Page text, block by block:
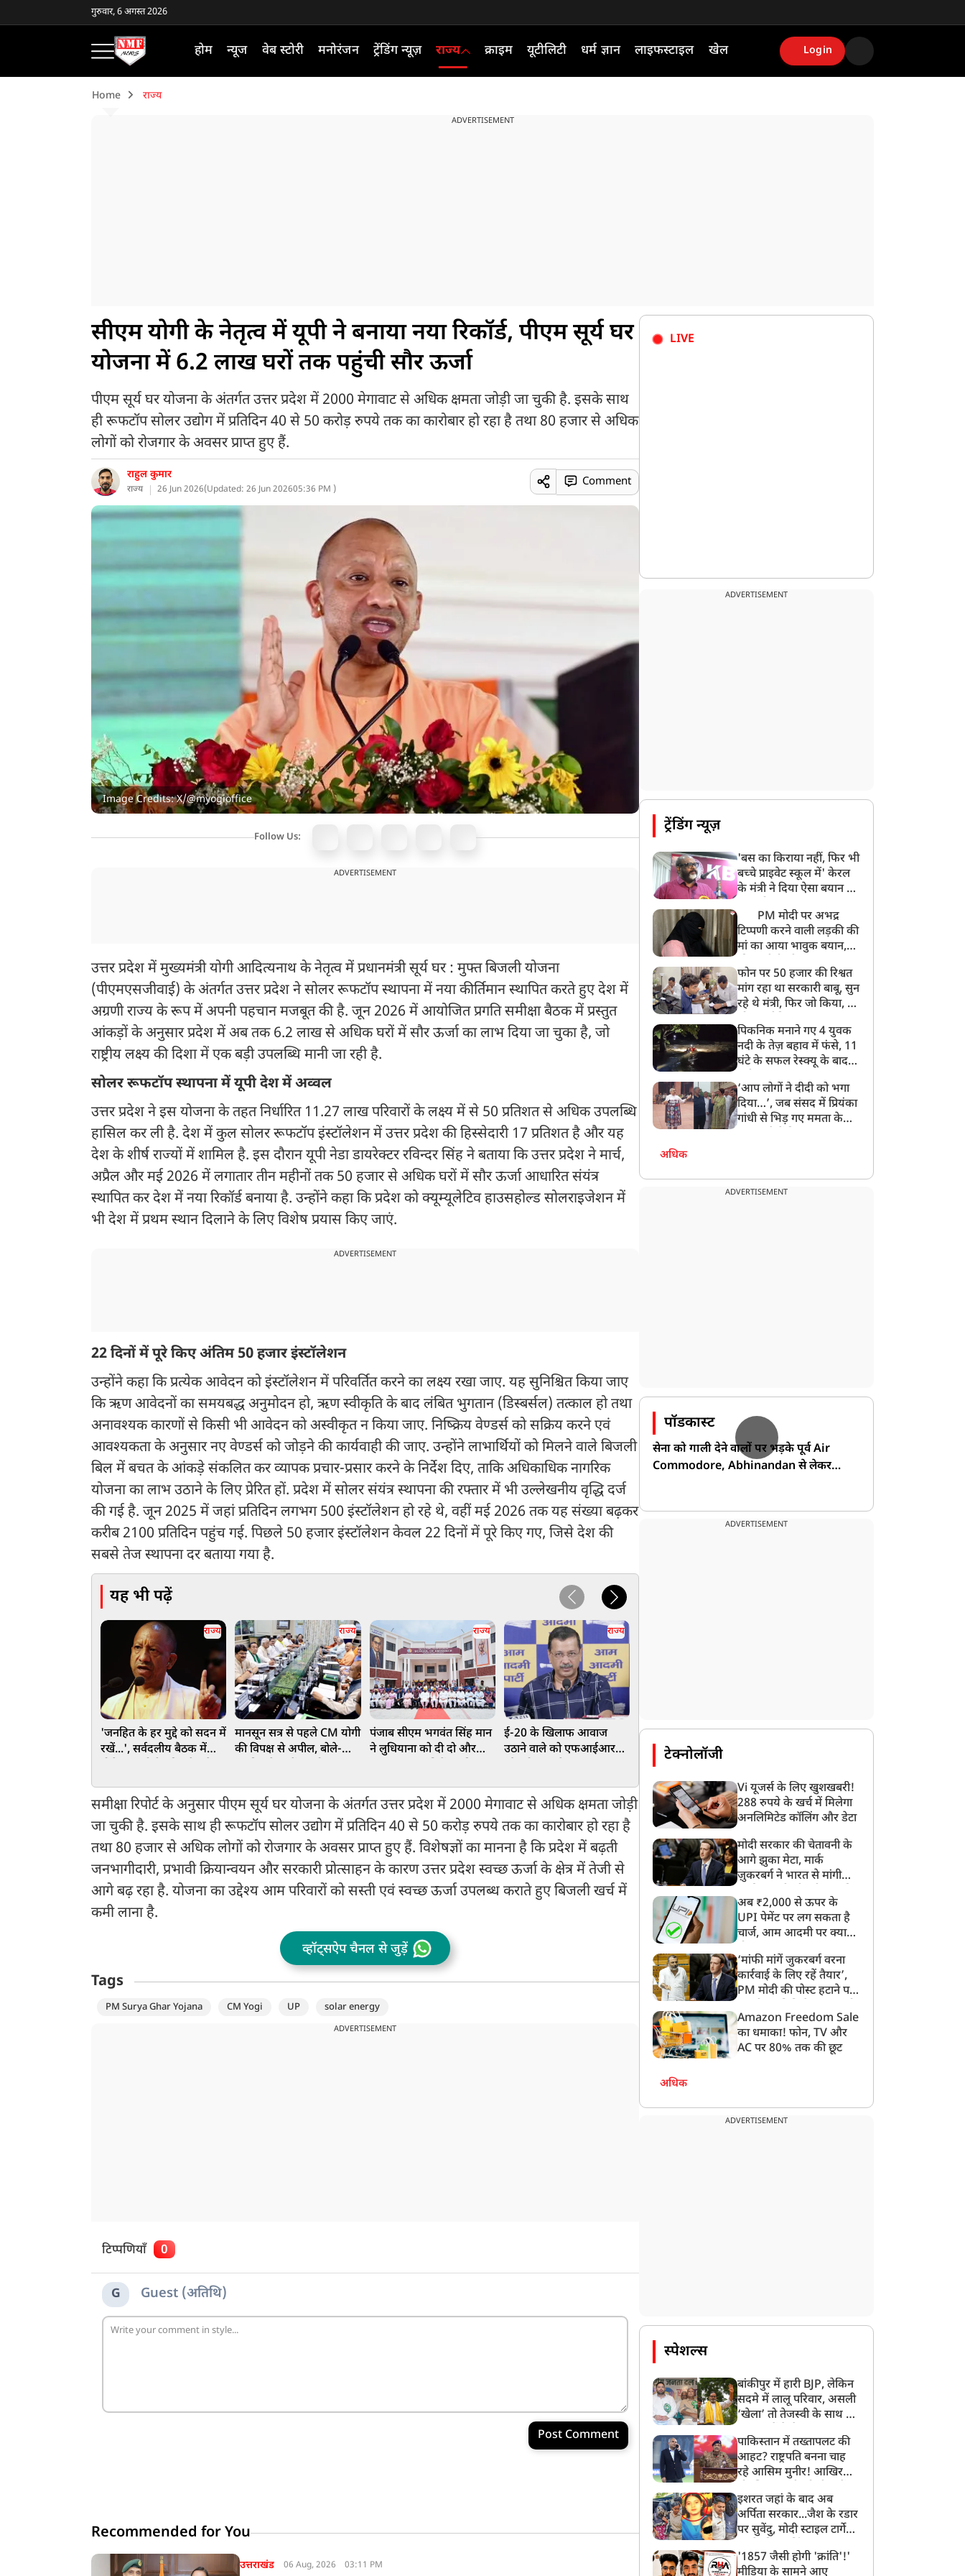
गुरुवार, 6 अगस्त 2026
होम न्यूज वेब स्टोरी मनोरंजन ट्रेंडिंग न्यूज़ राज्य क्राइम यूटीलिटी धर्म ज्ञान लाइफस्टाइल खेल Login
Home राज्य
ADVERTISEMENT
सीएम योगी के नेतृत्व में यूपी ने बनाया नया रिकॉर्ड, पीएम सूर्य घर
योजना में 6.2 लाख घरों तक पहुंची सौर ऊर्जा
पीएम सूर्य घर योजना के अंतर्गत उत्तर प्रदेश में 2000 मेगावाट से अधिक क्षमता जोड़ी जा चुकी है. इसके साथ
ही रूफटॉप सोलर उद्योग में प्रतिदिन 40 से 50 करोड़ रुपये तक का कारोबार हो रहा है तथा 80 हजार से अधिक
लोगों को रोजगार के अवसर प्राप्त हुए हैं.
राहुल कुमार
राज्य 26 Jun 2026(Updated: 26 Jun 202605:36 PM )
Comment
Image Credits: X/@myogioffice
Follow Us:
ADVERTISEMENT
उत्तर प्रदेश में मुख्यमंत्री योगी आदित्यनाथ के नेतृत्व में प्रधानमंत्री सूर्य घर : मुफ्त बिजली योजना
(पीएमएसजीवाई) के अंतर्गत उत्तर प्रदेश ने सोलर रूफटॉप स्थापना में नया कीर्तिमान स्थापित करते हुए देश में
अग्रणी राज्य के रूप में अपनी पहचान मजबूत की है. जून 2026 में आयोजित प्रगति समीक्षा बैठक में प्रस्तुत
आंकड़ों के अनुसार प्रदेश में अब तक 6.2 लाख से अधिक घरों में सौर ऊर्जा का लाभ दिया जा चुका है, जो
राष्ट्रीय लक्ष्य की दिशा में एक बड़ी उपलब्धि मानी जा रही है.
सोलर रूफटॉप स्थापना में यूपी देश में अव्वल
उत्तर प्रदेश ने इस योजना के तहत निर्धारित 11.27 लाख परिवारों के लक्ष्य में से 50 प्रतिशत से अधिक उपलब्धि
हासिल कर ली है. देश में कुल सोलर रूफटॉप इंस्टॉलेशन में उत्तर प्रदेश की हिस्सेदारी 17 प्रतिशत है और यह
देश के शीर्ष राज्यों में शामिल है. इस दौरान यूपी नेडा डायरेक्टर रविन्दर सिंह ने बताया कि उत्तर प्रदेश ने मार्च,
अप्रैल और मई 2026 में लगातार तीन महीनों तक 50 हजार से अधिक घरों में सौर ऊर्जा आधारित संयंत्र
स्थापित कर देश में नया रिकॉर्ड बनाया है. उन्होंने कहा कि प्रदेश को क्यूम्यूलेटिव हाउसहोल्ड सोलराइजेशन में
भी देश में प्रथम स्थान दिलाने के लिए विशेष प्रयास किए जाएं.
ADVERTISEMENT
22 दिनों में पूरे किए अंतिम 50 हजार इंस्टॉलेशन
उन्होंने कहा कि प्रत्येक आवेदन को इंस्टॉलेशन में परिवर्तित करने का लक्ष्य रखा जाए. यह सुनिश्चित किया जाए
कि ऋण आवेदनों का समयबद्ध अनुमोदन हो, ऋण स्वीकृति के बाद लंबित भुगतान (डिस्बर्सल) तत्काल हो तथा
अनावश्यक कारणों से किसी भी आवेदन को अस्वीकृत न किया जाए. निष्क्रिय वेण्डर्स को सक्रिय करने एवं
आवश्यकता के अनुसार नए वेण्डर्स को जोड़ने की कार्यवाही की जाए. उन्होंने लाभार्थियों को मिलने वाले बिजली
बिल में बचत के आंकड़े संकलित कर व्यापक प्रचार-प्रसार करने के निर्देश दिए, ताकि अधिकाधिक नागरिक
योजना का लाभ उठाने के लिए प्रेरित हों. प्रदेश में सोलर संयंत्र स्थापना की रफ्तार में भी उल्लेखनीय वृद्धि दर्ज
की गई है. जून 2025 में जहां प्रतिदिन लगभग 500 इंस्टॉलेशन हो रहे थे, वहीं मई 2026 तक यह संख्या बढ़कर
करीब 2100 प्रतिदिन पहुंच गई. पिछले 50 हजार इंस्टॉलेशन केवल 22 दिनों में पूरे किए गए, जिसे देश की
सबसे तेज स्थापना दर बताया गया है.
यह भी पढ़ें
राज्य
'जनहित के हर मुद्दे को सदन में
रखें...', सर्वदलीय बैठक में
अपील
राज्य
मानसून सत्र से पहले CM योगी
की विपक्ष से अपील, बोले-
राज्य
पंजाब सीएम भगवंत सिंह मान
ने लुधियाना को दी दो और
मॉडर्न फैसिलिटी से लैस
राज्य
ई-20 के खिलाफ आवाज
उठाने वाले को एफआईआर
केजरीवाल
राम मंदिर चढ़ावा चोरी मामले
पर विपक्ष पर बरसे CM योगी,
बोले-SP-कांग्रेस फैला रही हैं
भ्रम
CM योगी से मिले Flipkart
इकोसिस्टम के विस्तार में
भागीदार बनेगी कंपनी
समीक्षा रिपोर्ट के अनुसार पीएम सूर्य घर योजना के अंतर्गत उत्तर प्रदेश में 2000 मेगावाट से अधिक क्षमता जोड़ी
जा चुकी है. इसके साथ ही रूफटॉप सोलर उद्योग में प्रतिदिन 40 से 50 करोड़ रुपये तक का कारोबार हो रहा है
तथा 80 हजार से अधिक लोगों को रोजगार के अवसर प्राप्त हुए हैं. विशेषज्ञों का मानना है कि प्रदेश में बढ़ती
जनभागीदारी, प्रभावी क्रियान्वयन और सरकारी प्रोत्साहन के कारण उत्तर प्रदेश स्वच्छ ऊर्जा के क्षेत्र में तेजी से
आगे बढ़ रहा है. योजना का उद्देश्य आम परिवारों को सस्ती एवं स्वच्छ ऊर्जा उपलब्ध कराते हुए बिजली खर्च में
कमी लाना है.
व्हॉट्सऐप चैनल से जुड़ें
Tags
PM Surya Ghar Yojana CM Yogi UP solar energy
ADVERTISEMENT
टिप्पणियाँ 0
G Guest (अतिथि)
Post Comment
Recommended for You
उत्तराखंड 06 Aug, 2026 03:11 PM
LIVE
ADVERTISEMENT
ट्रेंडिंग न्यूज़
'बस का किराया नहीं, फिर भी
बच्चे प्राइवेट स्कूल में' केरल
के मंत्री ने दिया ऐसा बयान की
PM मोदी पर अभद्र
टिप्पणी करने वाली लड़की की
मां का आया भावुक बयान,
बेटी को गोद लें प्रधानमंत्री
फोन पर 50 हजार की रिश्वत
मांग रहा था सरकारी बाबू, सुन
रहे थे मंत्री, फिर जो किया, वो
पिकनिक मनाने गए 4 युवक
नदी के तेज़ बहाव में फंसे, 11
घंटे के सफल रेस्क्यू के बाद
‘आप लोगों ने दीदी को भगा
दिया…’, जब संसद में प्रियंका
गांधी से भिड़ गए ममता के
अधिक
ADVERTISEMENT
पॉडकास्ट
सेना को गाली देने वालों पर भड़के पूर्व Air
Commodore, Abhinandan से लेकर
ADVERTISEMENT
टेक्नोलॉजी
Vi यूजर्स के लिए खुशखबरी!
288 रुपये के खर्च में मिलेगा
अनलिमिटेड कॉलिंग और डेटा
मोदी सरकार की चेतावनी के
आगे झुका मेटा, मार्क
ज़ुकरबर्ग ने भारत से मांगी
अब ₹2,000 से ऊपर के
UPI पेमेंट पर लग सकता है
चार्ज, आम आदमी पर क्या
‘मांफी मांगें जुकरबर्ग वरना
कार्रवाई के लिए रहें तैयार’,
PM मोदी की पोस्ट हटाने पर
लगाई फटकार
Amazon Freedom Sale
का धमाका! फोन, TV और
AC पर 80% तक की छूट
अधिक
ADVERTISEMENT
स्पेशल्स
बांकीपुर में हारी BJP, लेकिन
सदमे में लालू परिवार, असली
‘खेला’ तो तेजस्वी के साथ हो
पाकिस्तान में तख्तापलट की
आहट? राष्ट्रपति बनना चाह
रहे आसिम मुनीर! आखिर
बनाया मोहरा?
इशरत जहां के बाद अब
अर्पिता सरकार...जैश के रडार
पर सुवेंदु, मोदी स्टाइल टार्गेट
बड़ा एक्शन!
'1857 जैसी होगी 'क्रांति'!'
मीडिया के सामने आए